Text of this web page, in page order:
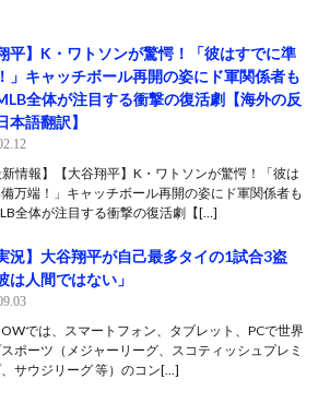
平】K・ワトソンが驚愕！「彼はすでに準
」キャッチボール再開の姿にド軍関係者も
全体が注目する衝撃の復活劇【海外の反
本語翻訳】
新情報】【大谷翔平】K・ワトソンが驚愕！「彼は
万端！」キャッチボール再開の姿にド軍関係者も
全体が注目する衝撃の復活劇【[…]
況】大谷翔平が自己最多タイの1試合3盗
は人間ではない」
では、スマートフォン、タブレット、PCで世界
ポーツ（メジャーリーグ、スコティッシュプレミ
サウジリーグ 等）のコン[…]